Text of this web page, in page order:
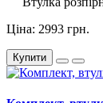
Ціна: 2993 грн.
Купити